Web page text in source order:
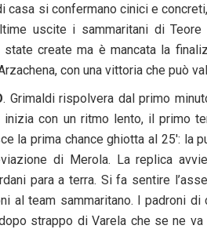
casa si confermano cinici e
uscite i sammaritani di
create ma è mancata la
con una vittoria che può
. Grimaldi rispolvera dal primo
inizia con un ritmo lento, il primo
la prima chance ghiotta al 25′: la
di Merola. La replica
para a terra. Si fa sentire
al team sammaritano. I padroni
strappo di Varela che se ne